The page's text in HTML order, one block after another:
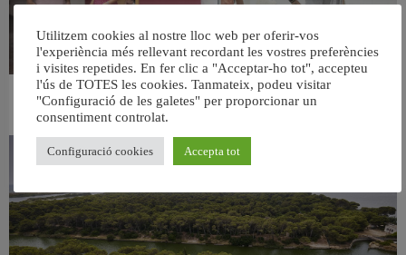
València ultima el nou centre per a persones majors del barri de Sant Antoni
Utilitzem cookies al nostre lloc web per oferir-vos
l'experiència més rellevant recordant les vostres preferències
i visites repetides. En fer clic a "Acceptar-ho tot", accepteu
l'ús de TOTES les cookies. Tanmateix, podeu visitar
"Configuració de les galetes" per proporcionar un
consentiment controlat.
Configuració cookies Accepta tot